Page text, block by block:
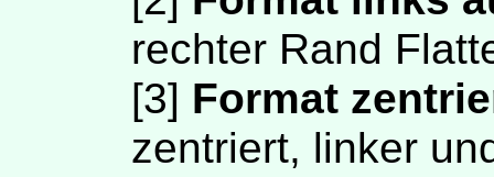
rechter Rand
[3] Format
zentriert, linker